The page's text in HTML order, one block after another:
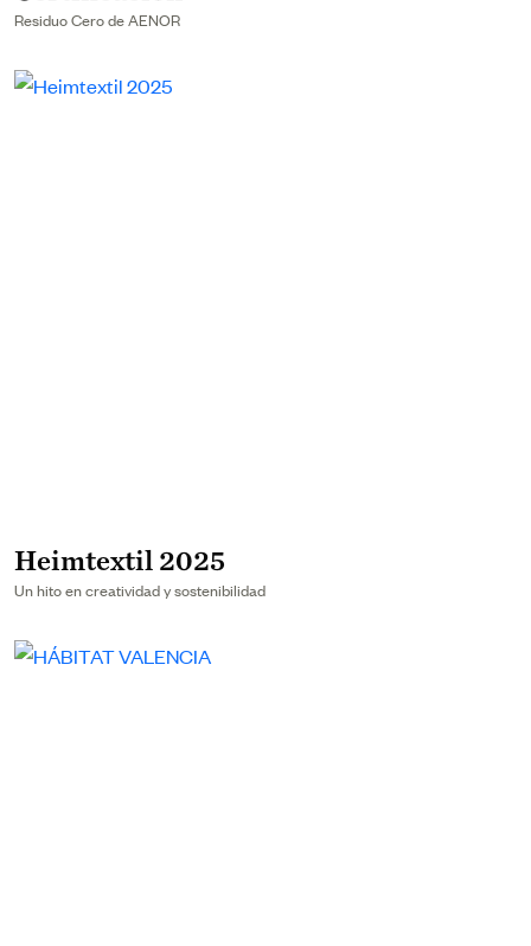
Residuo Cero de AENOR
Heimtextil 2025
Un hito en creatividad y sostenibilidad